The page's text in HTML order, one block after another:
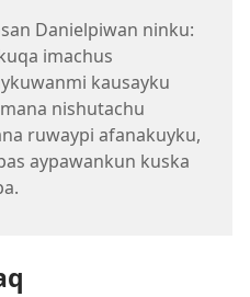
Danielpiwan ninku:
imachus
kausayku
nishutachu
ruwaypi afanakuyku,
aypawankun kuska